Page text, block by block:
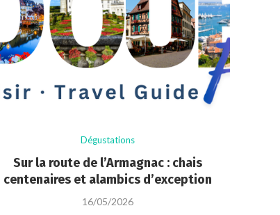
Dégustations
Sur la route de l’Armagnac : chais
centenaires et alambics d’exception
16/05/2026